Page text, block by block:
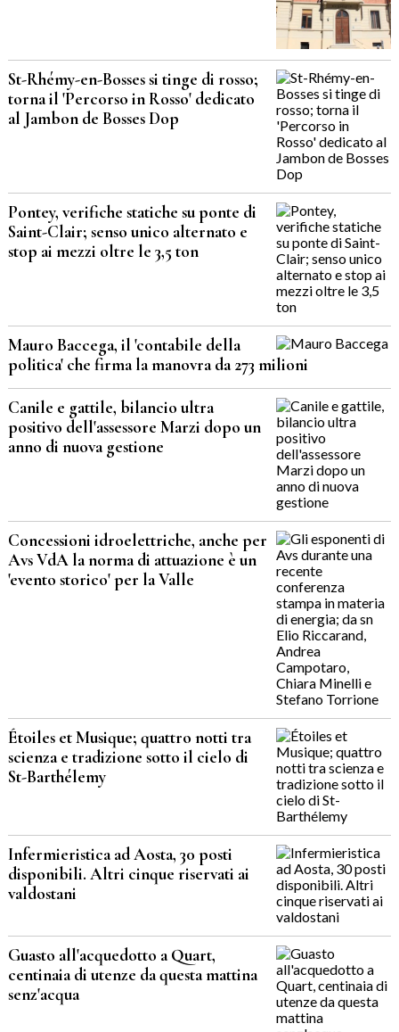
St-Rhémy-en-Bosses si tinge di rosso;
torna il 'Percorso in Rosso' dedicato
al Jambon de Bosses Dop
Pontey, verifiche statiche su ponte di
Saint-Clair; senso unico alternato e
stop ai mezzi oltre le 3,5 ton
Mauro Baccega, il 'contabile della
politica' che firma la manovra da 273 milioni
Canile e gattile, bilancio ultra
positivo dell'assessore Marzi dopo un
anno di nuova gestione
Concessioni idroelettriche, anche per
Avs VdA la norma di attuazione è un
'evento storico' per la Valle
Étoiles et Musique; quattro notti tra
scienza e tradizione sotto il cielo di
St-Barthélemy
Infermieristica ad Aosta, 30 posti
disponibili. Altri cinque riservati ai
valdostani
Guasto all'acquedotto a Quart,
centinaia di utenze da questa mattina
senz'acqua